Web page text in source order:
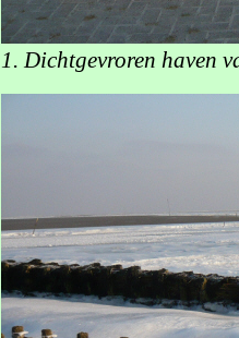
1. Dichtgevroren haven